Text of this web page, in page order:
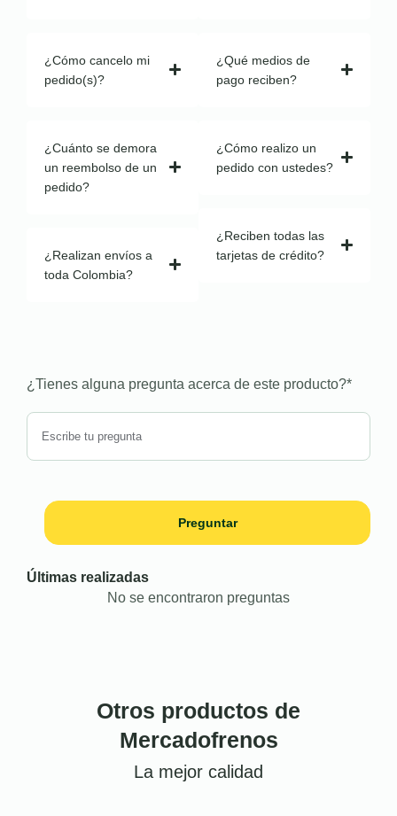
¿Cómo cancelo mi
pedido(s)?
¿Cuánto se demora
un reembolso de un
pedido?
¿Realizan envíos a
toda Colombia?
¿Qué medios de
pago reciben?
¿Cómo realizo un
pedido con ustedes?
¿Reciben todas las
tarjetas de crédito?
¿Tienes alguna pregunta acerca de este producto?*
Preguntar
Últimas realizadas
No se encontraron preguntas
Otros productos de
Mercadofrenos
La mejor calidad